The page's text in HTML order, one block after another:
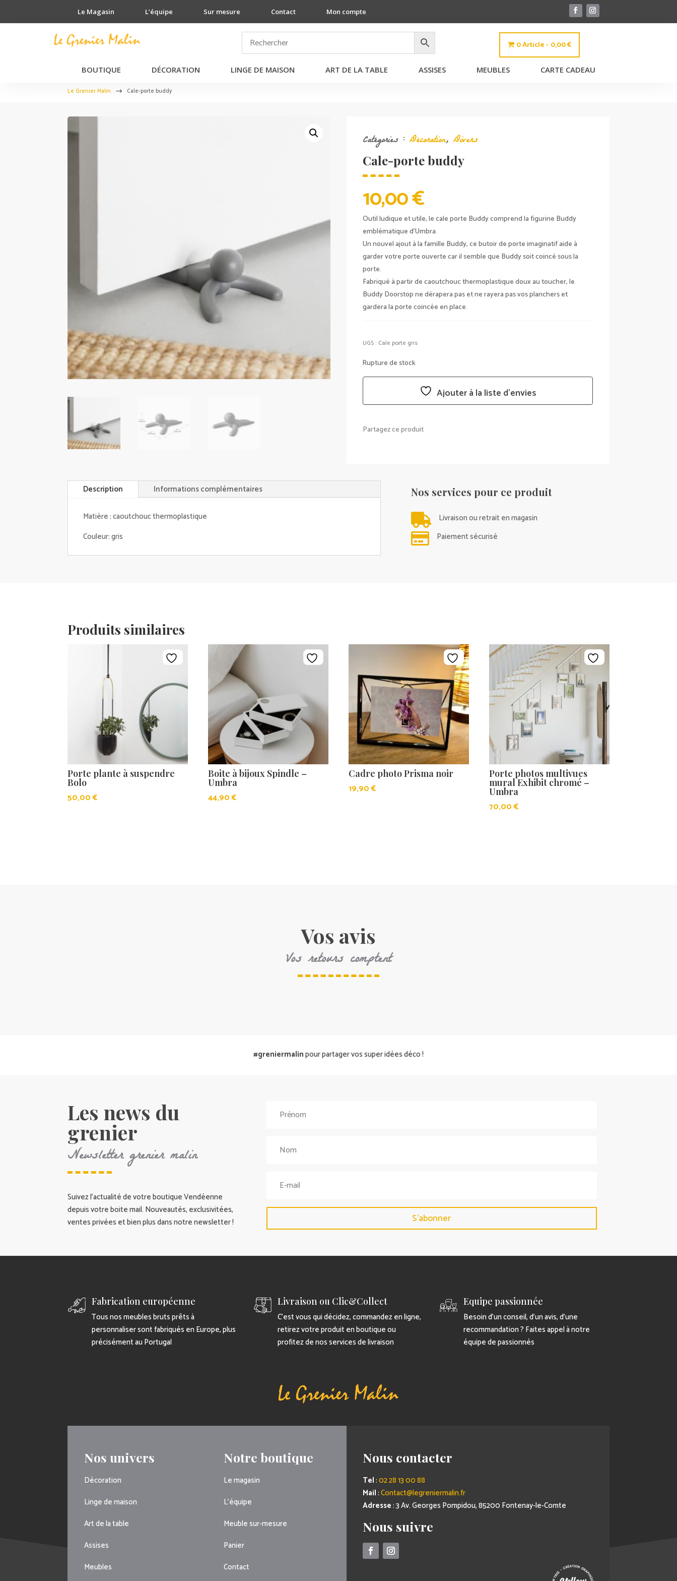
Le Magasin L’équipe Sur mesure Contact Mon compte
0 Article 0,00 €
BOUTIQUE DÉCORATION LINGE DE MAISON ART DE LA TABLE ASSISES MEUBLES CARTE CADEAU
Le Grenier Malin $ Cale-porte buddy
Catégories :Décoration,Divers
Cale-porte buddy
10,00€
Outil ludique et utile, le cale porte Buddy comprend la figurine Buddy
emblématique d’Umbra.
Un nouvel ajout à la famille Buddy, ce butoir de porte imaginatif aide à
garder votre porte ouverte car il semble que Buddy soit coincé sous la
porte.
Fabriqué à partir de caoutchouc thermoplastique doux au toucher, le
Buddy Doorstop ne dérapera pas et ne rayera pas vos planchers et
gardera la porte coincée en place.
UGS : Cale porte gris
Rupture de stock
Ajouter à la liste d’envies
Partagez ce produit
Description Informations complémentaires
Matière : caoutchouc thermoplastique
Couleur: gris
Nos services pour ce produit
 Livraison ou retrait en magasin
 Paiement sécurisé
Produits similaires
Porte plante à suspendre
Bolo
50,00€
Boite à bijoux Spindle –
Umbra
44,90€
Cadre photo Prisma noir
19,90€
Porte photos multivues
mural Exhibit chromé –
Umbra
70,00€
Vos avis
Vos retours comptent
#greniermalinpour partager vos super idées déco !
Les news du
grenier
Newsletter grenier malin
Suivez l’actualité de votre boutique Vendéenne
depuis votre boite mail. Nouveautés, exclusivitées,
ventes privées et bien plus dans notre newsletter !
S'abonner
Fabrication européenne
Tous nos meubles bruts prêts à
personnaliser sont fabriqués en Europe, plus
précisément au Portugal
Livraison ou Clic&Collect
C’est vous qui décidez, commandez en ligne,
retirez votre produit en boutique ou
profitez de nos services de livraison
Equipe passionnée
Besoin d’un conseil, d’un avis, d’une
recommandation ? Faites appel à notre
équipe de passionnés
Nos univers
Décoration
Linge de maison
Art de la table
Assises
Meubles
Notre boutique
Le magasin
L’équipe
Meuble sur-mesure
Panier
Contact
Nous contacter
Tel:02 28 13 00 88
Mail:Contact@legreniermalin.fr
Adresse: 3 Av. Georges Pompidou, 85200 Fontenay-le-Comte
Nous suivre